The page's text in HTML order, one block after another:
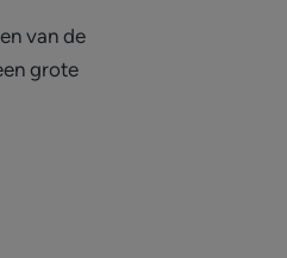
van de
grote